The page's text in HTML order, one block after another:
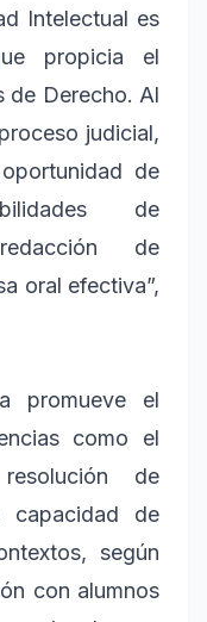
Intelectual es
propicia el
de Derecho. Al
judicial,
de
de
de
oral efectiva”,
promueve el
como el
de
capacidad de
según
con alumnos